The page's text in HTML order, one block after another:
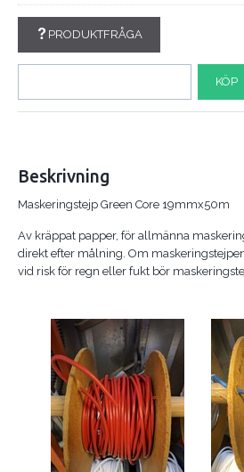
PRODUKTFRÅGA
KÖP
Beskrivning
Maskeringstejp Green Core 19mmx50m
Av kräppat papper, för allmänna
direkt efter målning. Om
vid risk för regn eller fukt bör